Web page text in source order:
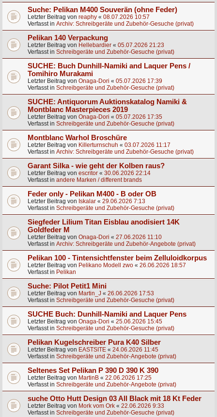
Suche: Pelikan M400 Souverän (ohne Feder)
Letzter Beitrag von reaphy « 08.07.2026 10:57
Verfasst in Archiv: Schreibgeräte und Zubehör-Gesuche (privat)
Pelikan 140 Verpackung
Letzter Beitrag von Hellebardier « 05.07.2026 21:23
Verfasst in Schreibgeräte und Zubehör-Gesuche (privat)
SUCHE: Buch Dunhill-Namiki and Laquer Pens /
Tomihiro Murakami
Letzter Beitrag von Onaga-Dori « 05.07.2026 17:39
Verfasst in Schreibgeräte und Zubehör-Gesuche (privat)
SUCHE: Antiquorum Auktionskatalog Namiki &
Montblanc Masterpieces 2019
Letzter Beitrag von Onaga-Dori « 05.07.2026 17:35
Verfasst in Schreibgeräte und Zubehör-Gesuche (privat)
Montblanc Warhol Broschüre
Letzter Beitrag von Killerturnschuh « 03.07.2026 11:17
Verfasst in Archiv: Schreibgeräte und Zubehör-Gesuche (privat)
Garant Silka - wie geht der Kolben raus?
Letzter Beitrag von escritor « 30.06.2026 22:14
Verfasst in andere Marken / different brands
Feder only - Pelikan M400 - B oder OB
Letzter Beitrag von Iskalar « 29.06.2026 7:13
Verfasst in Schreibgeräte und Zubehör-Gesuche (privat)
Siegfeder Lilium Titan Eisblau anodisiert 14K
Goldfeder M
Letzter Beitrag von Onaga-Dori « 27.06.2026 11:10
Verfasst in Archiv: Schreibgeräte und Zubehör-Angebote (privat)
Pelikan 100 - Tintensichtfenster beim Zelluloidkorpus
Letzter Beitrag von Pelikano Modell zwo « 26.06.2026 18:57
Verfasst in Pelikan
Suche: Pilot Petit1 Mini
Letzter Beitrag von Martin_J « 26.06.2026 17:53
Verfasst in Schreibgeräte und Zubehör-Gesuche (privat)
SUCHE Buch: Dunhill-Namiki and Laquer Pens
Letzter Beitrag von Onaga-Dori « 25.06.2026 15:45
Verfasst in Schreibgeräte und Zubehör-Gesuche (privat)
Pelikan Kugelschreiber Pura K40 Silber
Letzter Beitrag von EASTSITE « 24.06.2026 11:45
Verfasst in Schreibgeräte und Zubehör-Angebote (privat)
Seltenes Set Pelikan P 390 D 390 K 390
Letzter Beitrag von MartinB « 22.06.2026 17:25
Verfasst in Schreibgeräte und Zubehör-Angebote (privat)
suche Otto Hutt Design 03 All Black mit 18 Kt Feder
Letzter Beitrag von Mork vom Ork « 22.06.2026 9:33
Verfasst in Schreibgeräte und Zubehör-Gesuche (privat)